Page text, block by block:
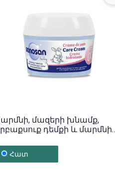
մազերի խնամք,
դեմքի և մարմնի
Հատ